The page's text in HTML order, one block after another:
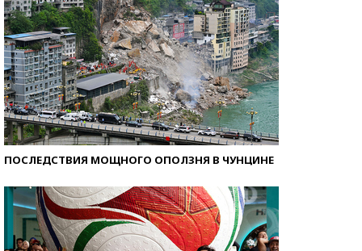
ПОСЛЕДСТВИЯ МОЩНОГО ОПОЛЗНЯ В ЧУНЦИНЕ